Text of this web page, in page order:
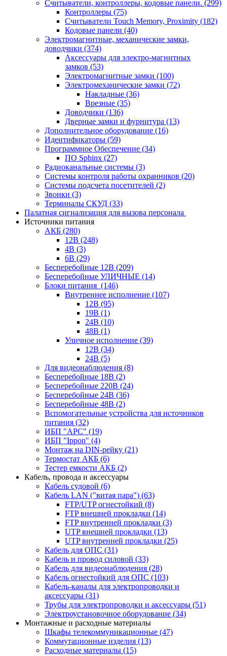
Считыватели, контроллеры, кодовые панели. (299)
Контроллеры (75)
Считыватели Touch Memory, Proximity (182)
Кодовые панели (40)
Электромагнитные, механические замки,
доводчики (374)
Аксессуары для электро-магнитных
замков (53)
Электромагнитные замки (100)
Электромеханические замки (72)
Накладные (36)
Врезные (35)
Доводчики (136)
Дверные замки и фурнитура (13)
Дополнительное оборудование (16)
Идентификаторы (59)
Программное Обеспечение (34)
ПО Sphinx (27)
Радиоканальные системы (3)
Системы контроля работы охранников (20)
Системы подсчета посетителей (2)
Звонки (3)
Терминалы СКУД (33)
Палатная сигнализация для вызова персонала
Источники питания
АКБ (280)
12В (248)
4В (3)
6В (29)
Бесперебойные 12В (209)
Бесперебойные УЛИЧНЫЕ (14)
Блоки питания (146)
Внутреннее исполнение (107)
12В (95)
19В (1)
24В (10)
48В (1)
Уличное исполнение (39)
12В (34)
24В (5)
Для видеонаблюдения (8)
Бесперебойные 18В (2)
Бесперебойные 220В (24)
Бесперебойные 24В (36)
Бесперебойные 48В (2)
Вспомогательные устройства для источников
питания (32)
ИБП "APC" (19)
ИБП "Ippon" (4)
Монтаж на DIN-рейку (21)
Термостат АКБ (6)
Тестер емкости АКБ (2)
Кабель, провода и аксессуары
Кабель судовой (6)
Кабель LAN ("витая пара") (63)
FTP/UTP огнестойкий (8)
FTP внешней прокладки (14)
FTP внутренней прокладки (3)
UTP внешней прокладки (13)
UTP внутренней прокладки (25)
Кабель для ОПС (31)
Кабель и провод силовой (33)
Кабель для видеонаблюдения (28)
Кабель огнестойкий для ОПС (103)
Кабель-каналы для электропроводки и
аксессуары (31)
Трубы для электропроводки и аксессуары (51)
Электроустановочное оборудование (34)
Монтажные и расходные материалы
Шкафы телекоммуникационные (47)
Коммутационные изделия (13)
Расходные материалы (15)